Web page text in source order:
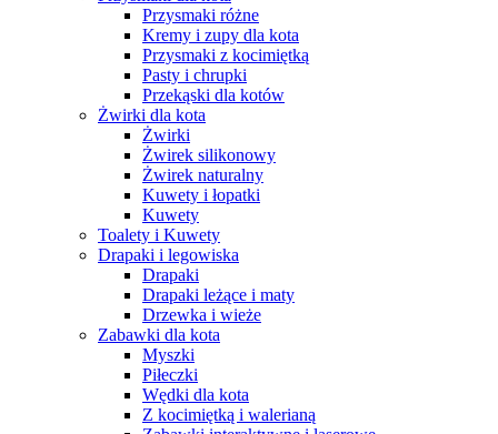
Przysmaki różne
Kremy i zupy dla kota
Przysmaki z kocimiętką
Pasty i chrupki
Przekąski dla kotów
Żwirki dla kota
Żwirki
Żwirek silikonowy
Żwirek naturalny
Kuwety i łopatki
Kuwety
Toalety i Kuwety
Drapaki i legowiska
Drapaki
Drapaki leżące i maty
Drzewka i wieże
Zabawki dla kota
Myszki
Piłeczki
Wędki dla kota
Z kocimiętką i walerianą